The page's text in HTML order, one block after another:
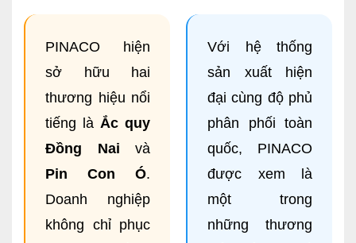
PINACO hiện
sở hữu hai
thương hiệu nổi
tiếng là Ắc quy
Đồng Nai và
Pin Con Ó.
Doanh nghiệp
không chỉ phục
Với hệ thống
sản xuất hiện
đại cùng độ phủ
phân phối toàn
quốc, PINACO
được xem là
một trong
những thương